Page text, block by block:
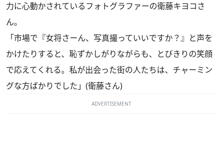
力に心動かされているフォトグラファーの衛藤キヨコさ
ん。
「市場で『女将さーん、写真撮っていいですか？』と声を
かけたりすると、恥ずかしがりながらも、とびきりの笑顔
で応えてくれる。私が出会った街の人たちは、チャーミン
グな方ばかりでした」(衛藤さん)
ADVERTISEMENT